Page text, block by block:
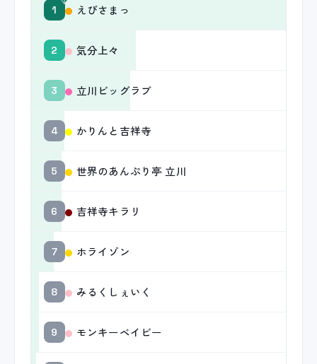
1 えびさまっ
2 気分上々
3 立川ビッグラブ
4 かりんと吉祥寺
5 世界のあんぷり亭 立川
6 吉祥寺キラリ
7 ホライゾン
8 みるくしぇいく
9 モンキーベイビー